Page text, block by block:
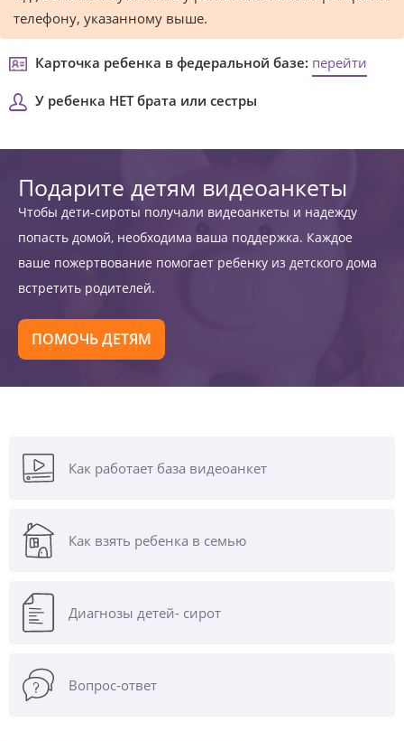
телефону, указанному выше.
Карточка ребенка в федеральной базе: перейти
У ребенка НЕТ брата или сестры
Подарите детям видеоанкеты
Чтобы дети-сироты получали видеоанкеты и надежду
попасть домой, необходима ваша поддержка. Каждое
ваше пожертвование помогает ребенку из детского дома
встретить родителей.
ПОМОЧЬ ДЕТЯМ
Как работает база видеоанкет
Как взять ребенка в семью
Диагнозы детей- сирот
Вопрос-ответ